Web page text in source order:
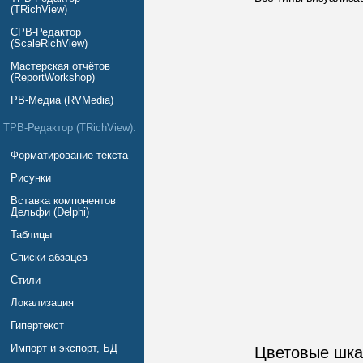
(TRichView)
СРВ-Редактор
(ScaleRichView)
Мастерская отчётов
(ReportWorkshop)
РВ-Медиа (RVMedia)
ТРВ-Редактор (TRichView):
Форматирование текста
Рисунки
Вставка компонентов
Дельфи (Delphi)
Таблицы
Списки абзацев
Стили
Локализация
Гипертекст
Импорт и экспорт, БД
Цветовые